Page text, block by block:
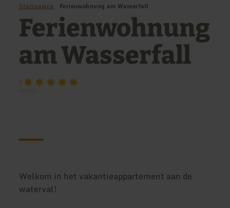
Startpagina Ferienwohnung am Wasserfall
Ferienwohnung
am Wasserfall
F
Welkom in het vakantieappartement aan de
waterval!